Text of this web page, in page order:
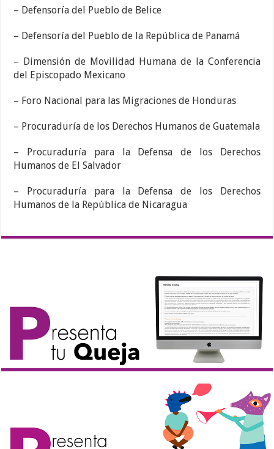
– Defensoría del Pueblo de Belice
– Defensoría del Pueblo de la República de Panamá
– Dimensión de Movilidad Humana de la Conferencia
del Episcopado Mexicano
– Foro Nacional para las Migraciones de Honduras
– Procuraduría de los Derechos Humanos de Guatemala
– Procuraduría para la Defensa de los Derechos
Humanos de El Salvador
– Procuraduría para la Defensa de los Derechos
Humanos de la República de Nicaragua